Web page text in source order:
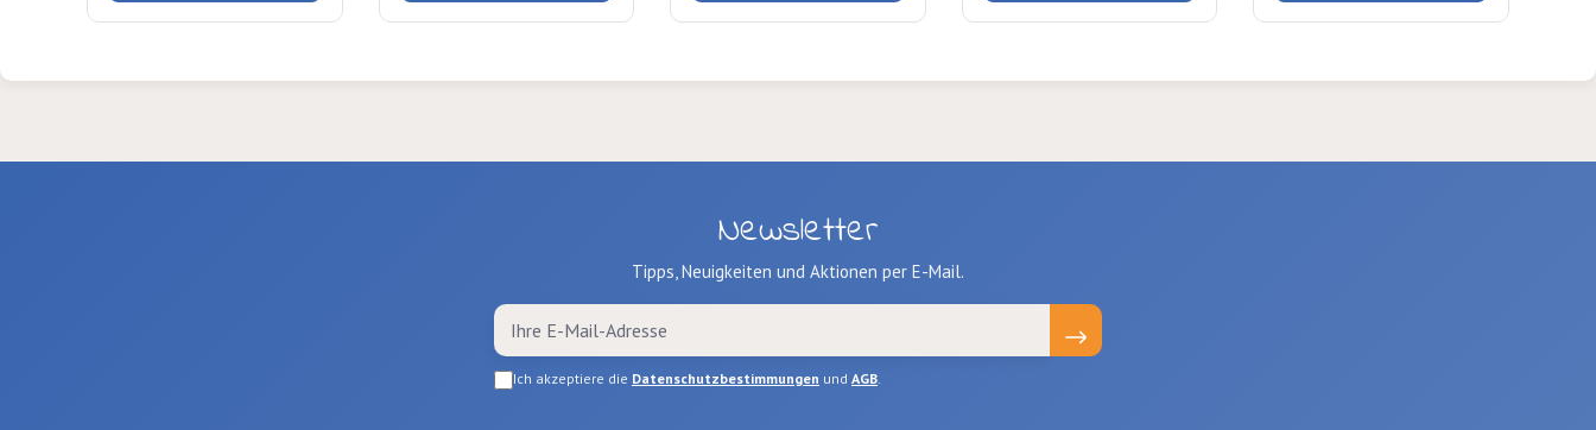
bringt brilliante Farbtöne
bei 150 Grad trocknen
Wasserbasis in intensiven
mm
desto heller wird der
Dächlikappen. Ein riesiger
Newsletter
Tipps, Neuigkeiten und Aktionen per E-Mail.
Ich akzeptiere die Datenschutzbestimmungen und AGB.